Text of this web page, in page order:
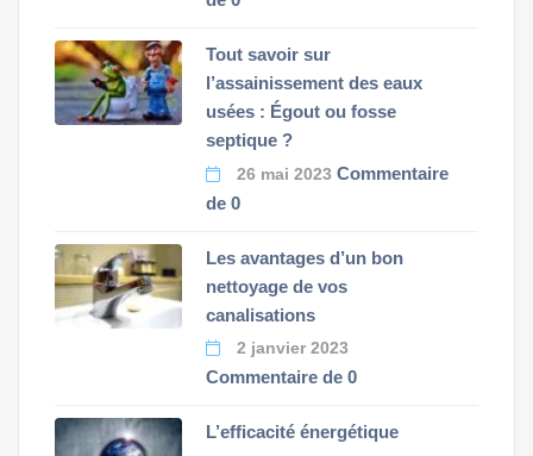
Tout savoir sur
l’assainissement des eaux
usées : Égout ou fosse
septique ?
26 mai 2023 Commentaire
de 0
Les avantages d’un bon
nettoyage de vos
canalisations
2 janvier 2023
Commentaire de 0
L’efficacité énergétique